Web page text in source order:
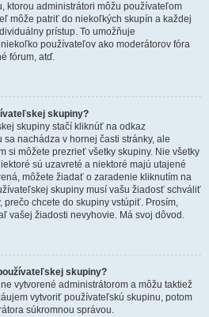
ktorou administrátori môžu používateľom
môže patriť do niekoľkých skupín a každej
prístup. To umožňuje
používateľov ako moderátorov fóra
fórum, atď.
skupiny?
skupiny stačí kliknúť na odkaz
nachádza v hornej časti stránky, ale
si môžete prezrieť všetky skupiny. Nie všetky
sú uzavreté a niektoré majú utajené
môžete žiadať o zaradenie kliknutím na
skupiny musí vašu žiadosť schváliť
prečo chcete do skupiny vstúpiť. Prosím,
vašej žiadosti nevyhovie. Má svoj dôvod.
skupiny?
vytvorené administrátorom a môžu taktiež
vytvoriť používateľskú skupinu, potom
súkromnou správou.